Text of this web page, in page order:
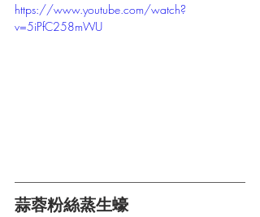
https://www.youtube.com/watch?
v=5iPfC258mWU
蒜蓉粉絲蒸生蠔